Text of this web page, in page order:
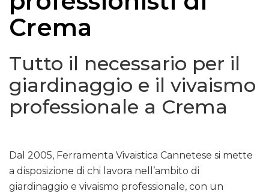
Crema
Tutto il necessario per il
giardinaggio e il vivaismo
professionale a Crema
Dal 2005, Ferramenta Vivaistica Cannetese si mette
a disposizione di chi lavora nell’ambito di
giardinaggio e vivaismo professionale, con un